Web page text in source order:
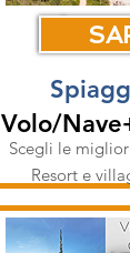
Volo/
Scegli le
Resort e